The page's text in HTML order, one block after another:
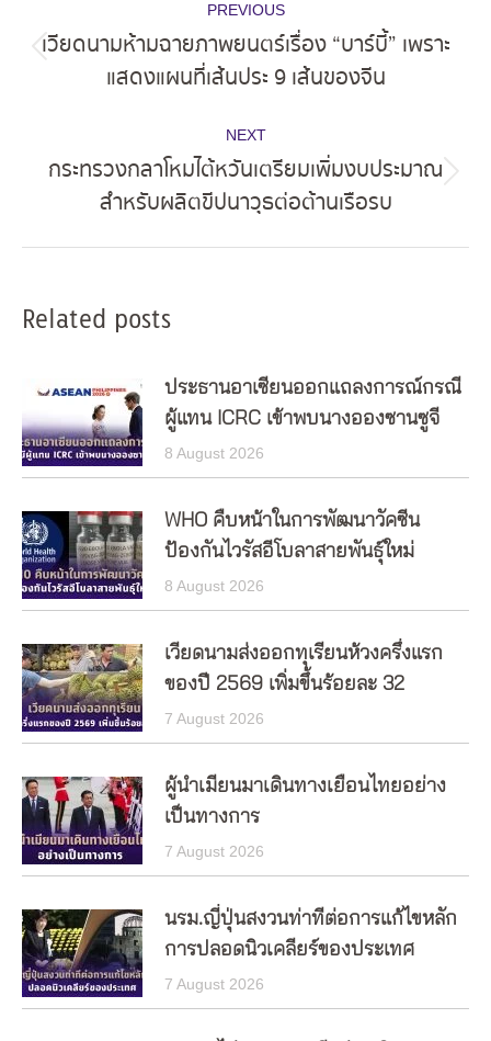
navigation
PREVIOUS
Previous
post:
เวียดนามห้ามฉายภาพยนตร์เรื่อง “บาร์บี้” เพราะ
แสดงแผนที่เส้นประ 9 เส้นของจีน
NEXT
post:
กระทรวงกลาโหมไต้หวันเตรียมเพิ่มงบประมาณ
สำหรับผลิตขีปนาวุธต่อต้านเรือรบ
Related posts
ประธานอาเซียนออกแถลงการณ์กรณี
ผู้แทน ICRC เข้าพบนางอองซานซูจี
8 August 2026
WHO คืบหน้าในการพัฒนาวัคซีน
ป้องกันไวรัสอีโบลาสายพันธุ์ใหม่
8 August 2026
เวียดนามส่งออกทุเรียนห้วงครึ่งแรก
ของปี 2569 เพิ่มขึ้นร้อยละ 32
7 August 2026
ผู้นำเมียนมาเดินทางเยือนไทยอย่าง
เป็นทางการ
7 August 2026
นรม.ญี่ปุ่นสงวนท่าทีต่อการแก้ไขหลัก
การปลอดนิวเคลียร์ของประเทศ
7 August 2026